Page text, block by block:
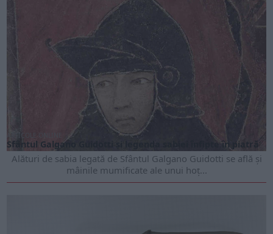
Sfântul Galgano Guidotti și legenda sabiei înfipte în piatră
Alături de sabia legată de Sfântul Galgano Guidotti se află și
mâinile mumificate ale unui hoț...